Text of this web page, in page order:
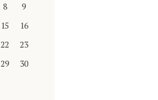
8
9
15
16
22
23
29
30